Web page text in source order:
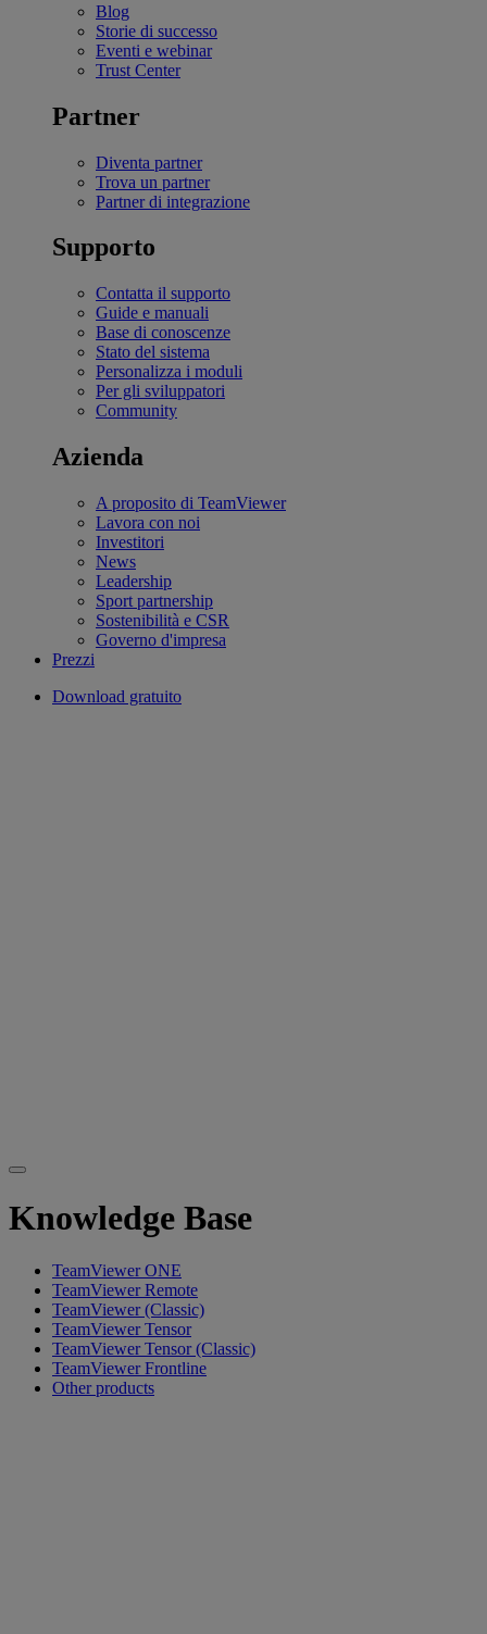
Blog
Storie di successo
Eventi e webinar
Trust Center
Partner
Diventa partner
Trova un partner
Partner di integrazione
Supporto
Contatta il supporto
Guide e manuali
Base di conoscenze
Stato del sistema
Personalizza i moduli
Per gli sviluppatori
Community
Azienda
A proposito di TeamViewer
Lavora con noi
Investitori
News
Leadership
Sport partnership
Sostenibilità e CSR
Governo d'impresa
Prezzi
Download gratuito
Knowledge Base
TeamViewer ONE
TeamViewer Remote
TeamViewer (Classic)
TeamViewer Tensor
TeamViewer Tensor (Classic)
TeamViewer Frontline
Other products